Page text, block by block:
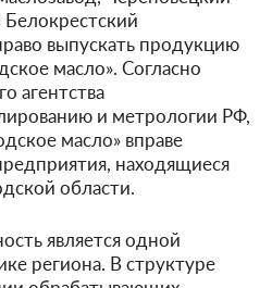
выпускать продукцию
масло». Согласно
агентства
и метрологии РФ,
масло» вправе
находящиеся
области.
является одной
региона. В структуре